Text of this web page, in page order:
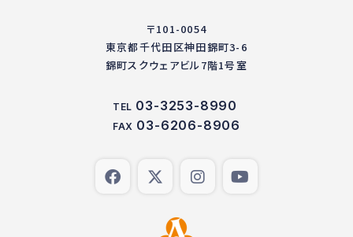
〒101-0054
東京都千代田区神田錦町3-6
錦町スクウェアビル7階1号室
TEL 03-3253-8990
FAX 03-6206-8906